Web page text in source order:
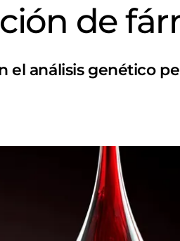
de
análisis genético